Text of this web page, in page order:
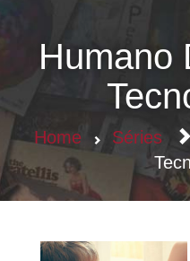
Humano
Home Séries